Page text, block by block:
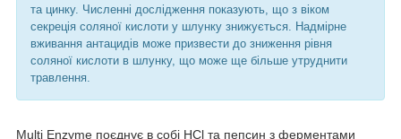
та цинку. Численні дослідження показують, що з віком
секреція соляної кислоти у шлунку знижується. Надмірне
вживання антацидів може призвести до зниження рівня
соляної кислоти в шлунку, що може ще більше утруднити
травлення.
Multi Enzyme поєднує в собі HCl та пепсин з ферментами